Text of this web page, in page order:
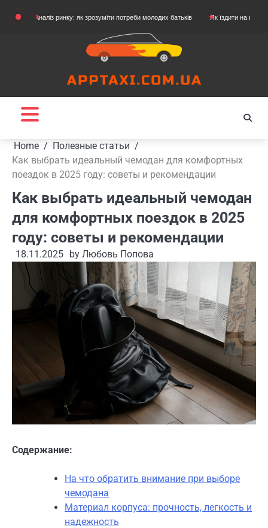
Аналіз ринку: як зрозуміти потреби молодих батьків Як їздити на картингу
Home
Полезные статьи
Как выбрать идеальный чемодан для комфортных
поездок в 2025 году: советы и рекомендации
Как выбрать идеальный чемодан
для комфортных поездок в 2025
году: советы и рекомендации
18.11.2025 by Любовь Попова
Содержание:
На что обратить внимание при выборе
чемодана
Материал корпуса: прочность, легкость и
надежность